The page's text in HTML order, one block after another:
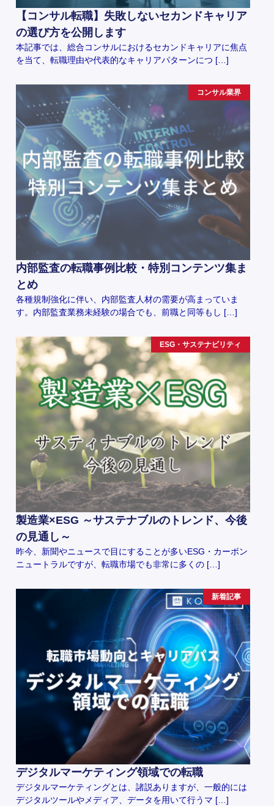
【コンサル転職】失敗しないセカンドキャリア
の選び方を公開します
本記事では、総合コンサルにおけるセカンドキャリアに焦点
を当て、転職理由や代表的なキャリアパターンにつ […]
コンサル業界
内部監査の転職事例比較・特別コンテンツ集ま
とめ
各種規制強化に伴い、内部監査人材の需要が高まっていま
す。内部監査業務未経験の場合でも、前職と同等もし […]
ESG・サステナビリティ
製造業×ESG ～サステナブルのトレンド、今後
の見通し～
昨今、新聞やニュースで目にすることが多いESG・カーボン
ニュートラルですが、転職市場でも非常に多くの […]
新着記事
デジタルマーケティング領域での転職
デジタルマーケティングとは、諸説ありますが、一般的には
デジタルツールやメディア、データを用いて行うマ […]